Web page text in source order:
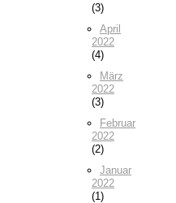
(3)
April
2022
(4)
März
2022
(3)
Februar
2022
(2)
Januar
2022
(1)